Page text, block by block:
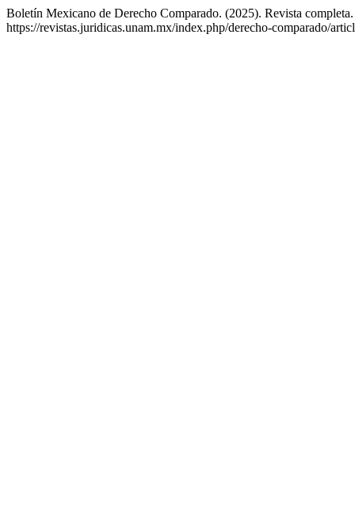
Boletín Mexicano de Derecho Comparado. (2025). Revista
https://revistas.juridicas.unam.mx/index.php/derecho-comparado/